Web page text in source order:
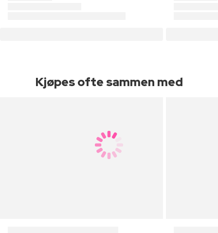
Kjøpes ofte sammen med